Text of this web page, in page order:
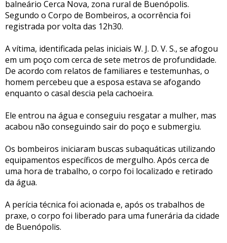
balneário Cerca Nova, zona rural de Buenópolis.
Segundo o Corpo de Bombeiros, a ocorrência foi
registrada por volta das 12h30.
A vítima, identificada pelas iniciais W. J. D. V. S., se afogou
em um poço com cerca de sete metros de profundidade.
De acordo com relatos de familiares e testemunhas, o
homem percebeu que a esposa estava se afogando
enquanto o casal descia pela cachoeira.
Ele entrou na água e conseguiu resgatar a mulher, mas
acabou não conseguindo sair do poço e submergiu.
Os bombeiros iniciaram buscas subaquáticas utilizando
equipamentos específicos de mergulho. Após cerca de
uma hora de trabalho, o corpo foi localizado e retirado
da água.
A perícia técnica foi acionada e, após os trabalhos de
praxe, o corpo foi liberado para uma funerária da cidade
de Buenópolis.